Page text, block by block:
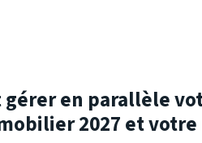
gérer en parallèle
2027 et votre